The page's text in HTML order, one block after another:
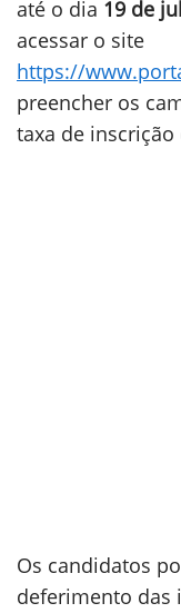
até o dia 19 de
acessar o site
https://
preencher os
taxa de inscrição
Os candidatos
deferimento das